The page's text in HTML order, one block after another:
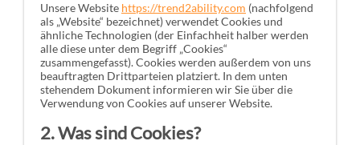
Unsere Website https://trend2ability.com (nachfolgend
als „Website“ bezeichnet) verwendet Cookies und
ähnliche Technologien (der Einfachheit halber werden
alle diese unter dem Begriff „Cookies“
zusammengefasst). Cookies werden außerdem von uns
beauftragten Drittparteien platziert. In dem unten
stehendem Dokument informieren wir Sie über die
Verwendung von Cookies auf unserer Website.
2. Was sind Cookies?